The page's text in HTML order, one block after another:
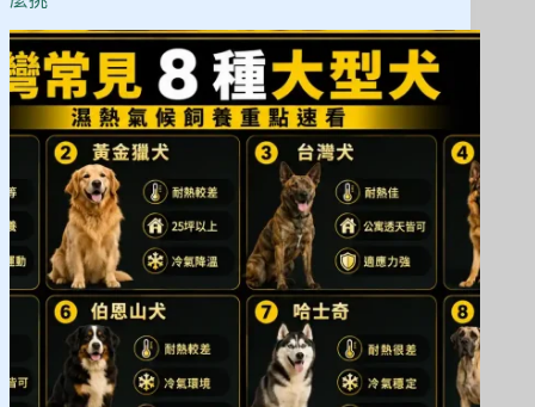
10
款
性
格、
飼
養
難
度、
花
費
全
比
較